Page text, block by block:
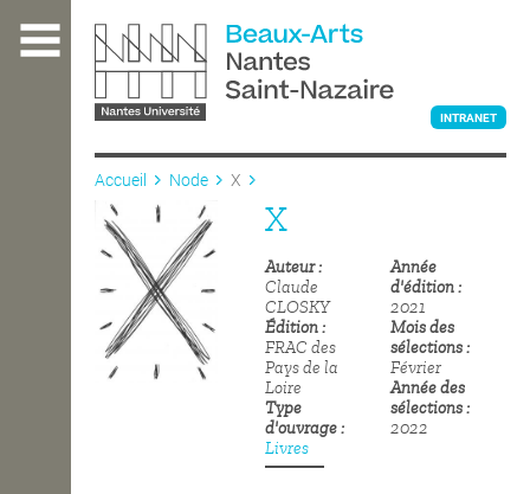
contenu
L'ÉCOLE
ENSEIGNEMENT
INTRANET
Accueil Node X
X
Auteur
Claude
CLOSKY
Édition
FRAC des
Pays de la
Loire
Type
d'ouvrage
Livres
Année
d'édition
2021
Mois des
sélections
Février
Année des
sélections
2022